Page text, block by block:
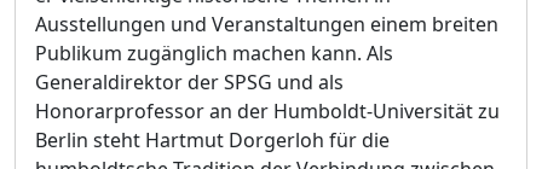
Ausstellungen und Veranstaltungen einem breiten
Publikum zugänglich machen kann. Als
Generaldirektor der SPSG und als
Honorarprofessor an der Humboldt-Universität zu
Berlin steht Hartmut Dorgerloh für die